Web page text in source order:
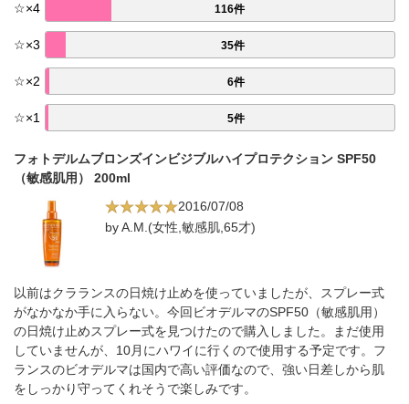
☆×4 116件
☆×3 35件
☆×2 6件
☆×1 5件
フォトデルムブロンズインビジブルハイプロテクション SPF50
（敏感肌用） 200ml
2016/07/08
by A.M.(女性,敏感肌,65才)
以前はクラランスの日焼け止めを使っていましたが、スプレー式
がなかなか手に入らない。今回ビオデルマのSPF50（敏感肌用）
の日焼け止めスプレー式を見つけたので購入しました。まだ使用
していませんが、10月にハワイに行くので使用する予定です。フ
ランスのビオデルマは国内で高い評価なので、強い日差しから肌
をしっかり守ってくれそうで楽しみです。